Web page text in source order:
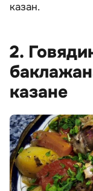
казан.
2.
казане